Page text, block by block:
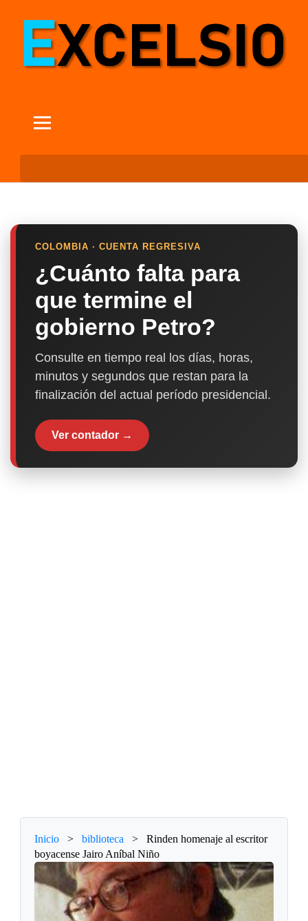
COLOMBIA · CUENTA REGRESIVA
¿Cuánto falta para
que termine el
gobierno Petro?
Consulte en tiempo real los días, horas,
minutos y segundos que restan para la
finalización del actual período presidencial.
Ver contador →
Inicio > biblioteca >
Rinden homenaje al escritor
boyacense Jairo Aníbal Niño